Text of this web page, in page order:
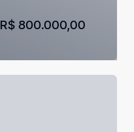
R$ 800.000,00